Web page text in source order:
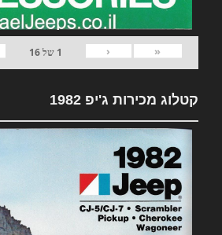
«
‹
1 של16
קטלוג מכירות ג'יפ 1982